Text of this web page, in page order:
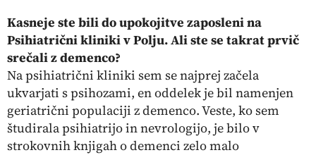
Kasneje ste bili do upokojitve zaposleni na
Psihiatrični kliniki v Polju. Ali ste se takrat prvič
srečali z demenco?
Na psihiatrični kliniki sem se najprej začela
ukvarjati s psihozami, en oddelek je bil namenjen
geriatrični populaciji z demenco. Veste, ko sem
študirala psihiatrijo in nevrologijo, je bilo v
strokovnih knjigah o demenci zelo malo